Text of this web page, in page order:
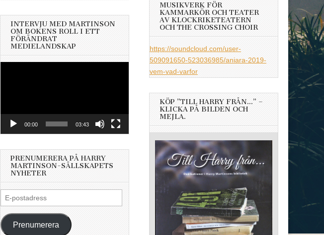
INTERVJU MED MARTINSON
OM BOKENS ROLL I ETT
FÖRÄNDRAT
MEDIELANDSKAP
00:00 03:43
PRENUMERERA PÅ HARRY
MARTINSON-SÄLLSKAPETS
NYHETER
E-
postadress
Prenumerera
MUSIKVERK FÖR
KAMMARKÖR OCH TEATER
AV KLOCKRIKETEATERN
OCH THE CROSSING CHOIR
https://soundcloud.com/user-
509091650-523036985/aniara-2019-
vem-vad-varfor
KÖP ”TILL HARRY FRÅN…” –
KLICKA PÅ BILDEN OCH
MEJLA.